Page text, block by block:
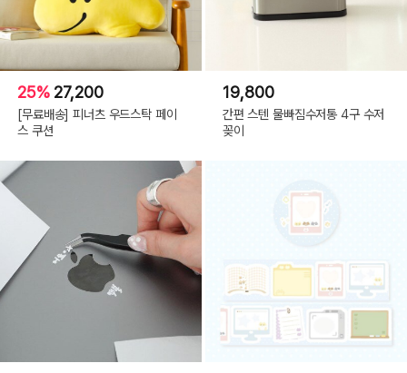
25% 27,200
[무료배송] 피너츠 우드스탁 페이
스 쿠션
19,800
간편 스텐 물빠짐수저통 4구 수저
꽂이